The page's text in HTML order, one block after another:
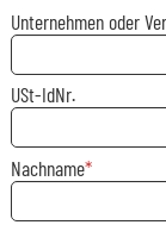
Unternehmen oder
USt-IdNr.
Nachname